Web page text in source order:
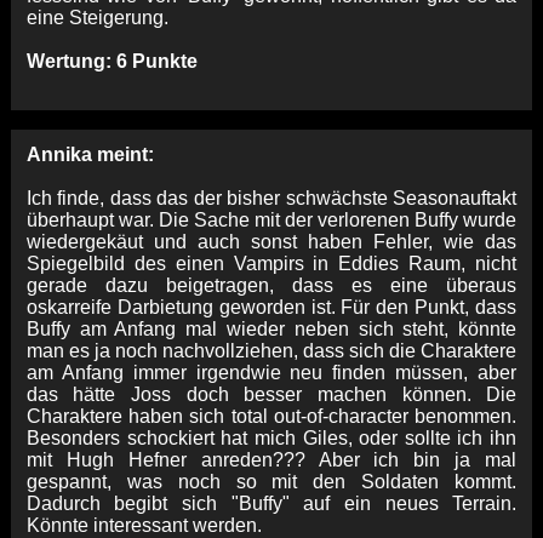
eine Steigerung.
Wertung: 6 Punkte
Annika meint:
Ich finde, dass das der bisher schwächste Seasonauftakt
überhaupt war. Die Sache mit der verlorenen Buffy wurde
wiedergekäut und auch sonst haben Fehler, wie das
Spiegelbild des einen Vampirs in Eddies Raum, nicht
gerade dazu beigetragen, dass es eine überaus
oskarreife Darbietung geworden ist. Für den Punkt, dass
Buffy am Anfang mal wieder neben sich steht, könnte
man es ja noch nachvollziehen, dass sich die Charaktere
am Anfang immer irgendwie neu finden müssen, aber
das hätte Joss doch besser machen können. Die
Charaktere haben sich total out-of-character benommen.
Besonders schockiert hat mich Giles, oder sollte ich ihn
mit Hugh Hefner anreden??? Aber ich bin ja mal
gespannt, was noch so mit den Soldaten kommt.
Dadurch begibt sich "Buffy" auf ein neues Terrain.
Könnte interessant werden.